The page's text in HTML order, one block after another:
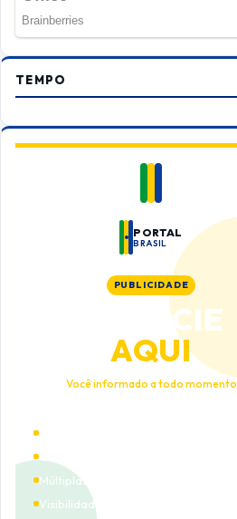
TEMPO
PORTAL
BRASIL
PUBLICIDADE
ANUNCIE
AQUI
Você informado a todo momento
Múltiplas categorias
Visibilidade premium